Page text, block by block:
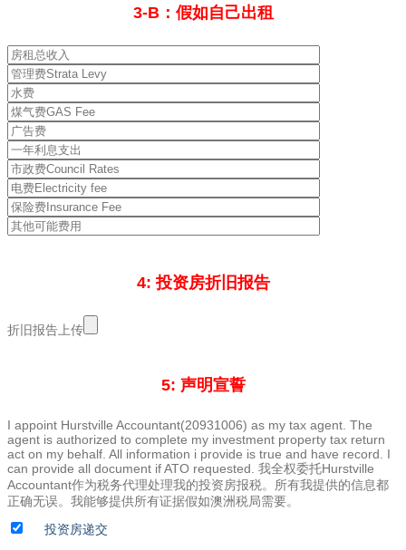
3-B：假如自己出租
4: 投资房折旧报告
折旧报告上传
5: 声明宣誓
I appoint Hurstville Accountant(20931006) as my tax agent. The
agent is authorized to complete my investment property tax return
act on my behalf. All information i provide is true and have record. I
can provide all document if ATO requested. 我全权委托Hurstville
Accountant作为税务代理处理我的投资房报税。所有我提供的信息都
正确无误。我能够提供所有证据假如澳洲税局需要。